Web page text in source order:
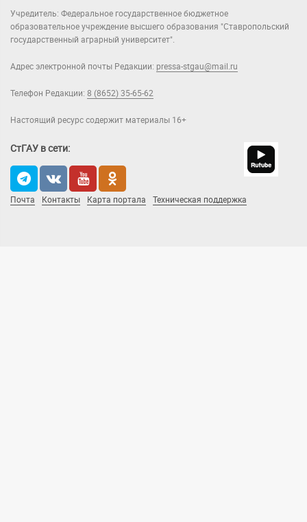
Учредитель: Федеральное государственное бюджетное
образовательное учреждение высшего образования "Ставропольский
государственный аграрный университет".
Адрес электронной почты Редакции: pressa-stgau@mail.ru
Телефон Редакции: 8 (8652) 35-65-62
Настоящий ресурс содержит материалы 16+
СтГАУ в сети:
Почта Контакты Карта портала Техническая поддержка